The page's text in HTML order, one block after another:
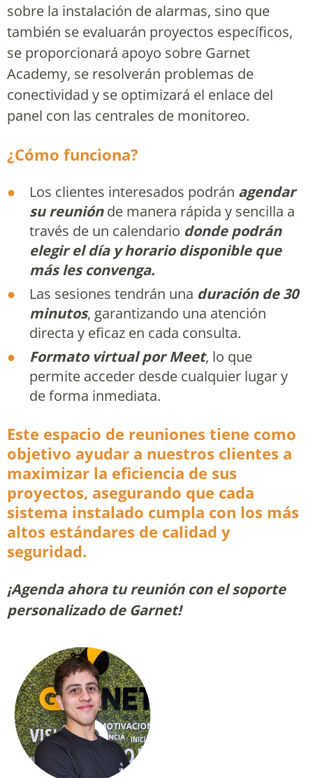
sobre la instalación de alarmas, sino que
también se evaluarán proyectos específicos,
se proporcionará apoyo sobre Garnet
Academy, se resolverán problemas de
conectividad y se optimizará el enlace del
panel con las centrales de monitoreo.
¿Cómo funciona?
Los clientes interesados podrán agendar
su reuniónde manera rápida y sencilla a
través de un calendario donde podrán
elegir el día y horario disponible que
más les convenga.
Las sesiones tendrán una duración de 30
minutos, garantizando una atención
directa y eficaz en cada consulta.
Formato virtual por Meet, lo que
permite acceder desde cualquier lugar y
de forma inmediata.
Este espacio de reuniones tiene como
objetivo ayudar a nuestros clientes a
maximizar la eficiencia de sus
proyectos, asegurando que cada
sistema instalado cumpla con los más
altos estándares de calidad y
seguridad.
¡Agenda ahora tu reunión con el soporte
personalizado de Garnet!